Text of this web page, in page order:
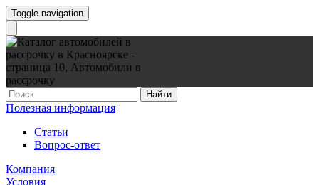
Toggle navigation
Найти
Полезная информация
Статьи
Вопрос-ответ
Компания
Условия